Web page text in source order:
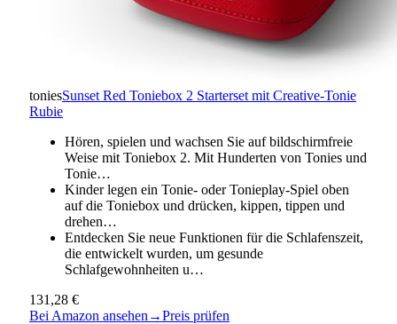
toniesSunset Red Toniebox 2 Starterset mit Creative-Tonie
Rubie
Hören, spielen und wachsen Sie auf bildschirmfreie
Weise mit Toniebox 2. Mit Hunderten von Tonies und
Tonie…
Kinder legen ein Tonie- oder Tonieplay-Spiel oben
auf die Toniebox und drücken, kippen, tippen und
drehen…
Entdecken Sie neue Funktionen für die Schlafenszeit,
die entwickelt wurden, um gesunde
Schlafgewohnheiten u…
131,28 €
Bei Amazon ansehen →Preis prüfen